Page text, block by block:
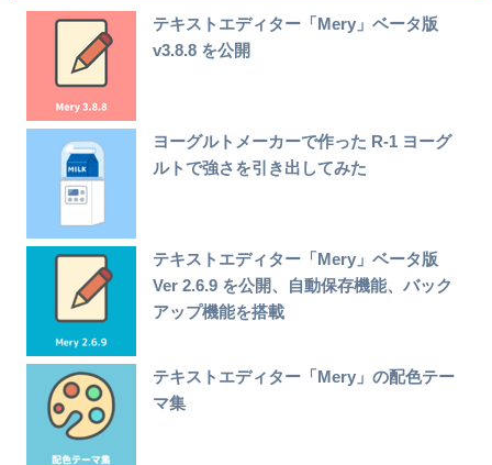
テキストエディター「Mery」ベータ版
v3.8.8 を公開
ヨーグルトメーカーで作った R-1 ヨーグ
ルトで強さを引き出してみた
テキストエディター「Mery」ベータ版
Ver 2.6.9 を公開、自動保存機能、バック
アップ機能を搭載
テキストエディター「Mery」の配色テー
マ集